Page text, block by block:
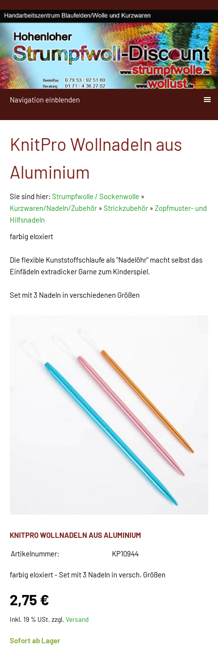
Navigation einblenden
KnitPro Wollnadeln aus
Aluminium
Sie sind hier: Strumpfwolle / Sockenwolle »
Kurzwaren/Nadeln/Zubehör» Strickzubehör» Zopfmuster- und
Hilfsnadeln
farbig eloxiert
Die flexible Kunststoffschlaufe als "Nadelöhr" macht selbst das
Einfädeln extradicker Garne zum Kinderspiel.
Set mit 3 Nadeln in verschiedenen Größen
KNITPRO WOLLNADELN AUS ALUMINIUM
Artikelnummer: KP10944
farbig eloxiert - Set mit 3 Nadeln in versch. Größen
2,75 €
Inkl. 19 % USt. zzgl. Versand
Sofort ab Lager